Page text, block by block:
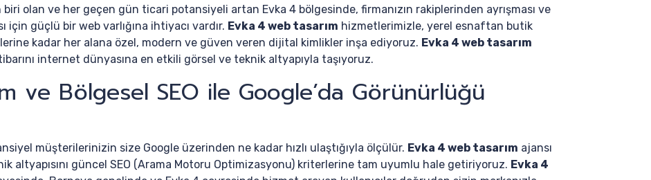
olan ve her geçen gün ticari potansiyeli artan Evka 4 bölgesinde, firmanızın rakiplerinden ayrışması ve
güçlü bir web varlığına ihtiyacı vardır. Evka 4 web tasarım hizmetlerimizle, yerel esnaftan butik
kadar her alana özel, modern ve güven veren dijital kimlikler inşa ediyoruz. Evka 4 web tasarım
internet dünyasına en etkili görsel ve teknik altyapıyla taşıyoruz.
ve Bölgesel SEO ile Google’da Görünürlüğü
müşterilerinizin size Google üzerinden ne kadar hızlı ulaştığıyla ölçülür. Evka 4 web tasarım ajansı
altyapısını güncel SEO (Arama Motoru Optimizasyonu) kriterlerine tam uyumlu hale getiriyoruz. Evka 4